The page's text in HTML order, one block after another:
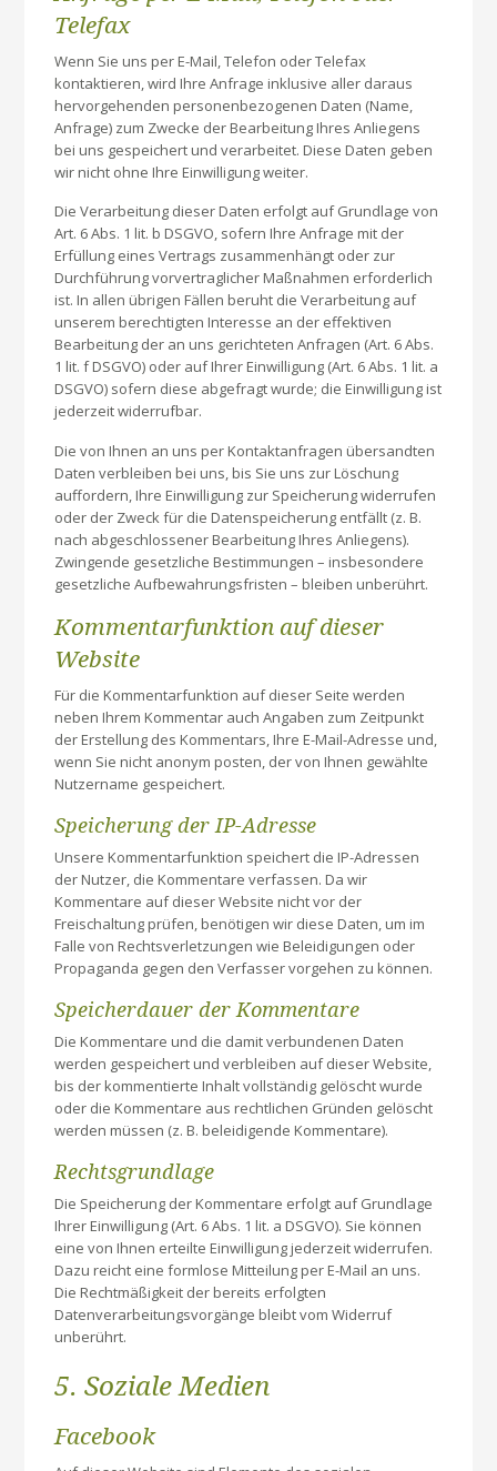
Telefax
Wenn Sie uns per E-Mail, Telefon oder Telefax
kontaktieren, wird Ihre Anfrage inklusive aller daraus
hervorgehenden personenbezogenen Daten (Name,
Anfrage) zum Zwecke der Bearbeitung Ihres Anliegens
bei uns gespeichert und verarbeitet. Diese Daten geben
wir nicht ohne Ihre Einwilligung weiter.
Die Verarbeitung dieser Daten erfolgt auf Grundlage von
Art. 6 Abs. 1 lit. b DSGVO, sofern Ihre Anfrage mit der
Erfüllung eines Vertrags zusammenhängt oder zur
Durchführung vorvertraglicher Maßnahmen erforderlich
ist. In allen übrigen Fällen beruht die Verarbeitung auf
unserem berechtigten Interesse an der effektiven
Bearbeitung der an uns gerichteten Anfragen (Art. 6 Abs.
1 lit. f DSGVO) oder auf Ihrer Einwilligung (Art. 6 Abs. 1 lit. a
DSGVO) sofern diese abgefragt wurde; die Einwilligung ist
jederzeit widerrufbar.
Die von Ihnen an uns per Kontaktanfragen übersandten
Daten verbleiben bei uns, bis Sie uns zur Löschung
auffordern, Ihre Einwilligung zur Speicherung widerrufen
oder der Zweck für die Datenspeicherung entfällt (z. B.
nach abgeschlossener Bearbeitung Ihres Anliegens).
Zwingende gesetzliche Bestimmungen – insbesondere
gesetzliche Aufbewahrungsfristen – bleiben unberührt.
Kommentar­funktion auf dieser
Website
Für die Kommentarfunktion auf dieser Seite werden
neben Ihrem Kommentar auch Angaben zum Zeitpunkt
der Erstellung des Kommentars, Ihre E-Mail-Adresse und,
wenn Sie nicht anonym posten, der von Ihnen gewählte
Nutzername gespeichert.
Speicherung der IP-Adresse
Unsere Kommentarfunktion speichert die IP-Adressen
der Nutzer, die Kommentare verfassen. Da wir
Kommentare auf dieser Website nicht vor der
Freischaltung prüfen, benötigen wir diese Daten, um im
Falle von Rechtsverletzungen wie Beleidigungen oder
Propaganda gegen den Verfasser vorgehen zu können.
Speicherdauer der Kommentare
Die Kommentare und die damit verbundenen Daten
werden gespeichert und verbleiben auf dieser Website,
bis der kommentierte Inhalt vollständig gelöscht wurde
oder die Kommentare aus rechtlichen Gründen gelöscht
werden müssen (z. B. beleidigende Kommentare).
Rechtsgrundlage
Die Speicherung der Kommentare erfolgt auf Grundlage
Ihrer Einwilligung (Art. 6 Abs. 1 lit. a DSGVO). Sie können
eine von Ihnen erteilte Einwilligung jederzeit widerrufen.
Dazu reicht eine formlose Mitteilung per E-Mail an uns.
Die Rechtmäßigkeit der bereits erfolgten
Datenverarbeitungsvorgänge bleibt vom Widerruf
unberührt.
5. Soziale Medien
Facebook